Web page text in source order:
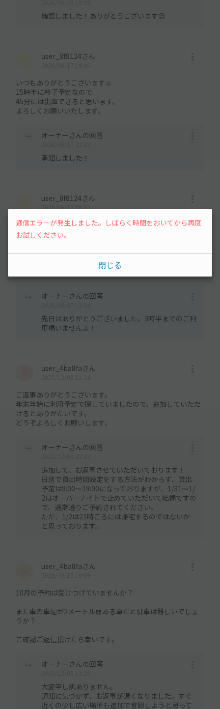
確認しました！ありがとうございます😊
user_8f8124さん
いつもありがとうございます☺︎
15時半に終了予定なので
45分には出庫できると思います。
よろしくお願いいたします。
オーナーさんの回答
承知しました！
user_8f8124さん
2026/06/17 08:52
先日はありがとうございました。
7/1、13時半から15時半まで保護者会がありまして
15時40分頃まで停めさせていただくのは
よろしくお願いいたします。
オーナーさんの回答
先日はありがとうございました。3時半までのご利
用構いませんよ！
user_4ba8faさん
ご返事ありがとうございます。
年末年始に利用予定で探していましたので、追加していただ
けるとありがたいです。
どうぞよろしくお願いします。
オーナーさんの回答
追加して、お返事させていただいております！
日別で貸出時間設定をする方法がわからず、貸出
予定は9:00〜19:00になっておりますが、1/31〜1/
2はオーバーナイトで止めていただいて結構ですの
で、通常通りご予約されてください。
ただ、1/2は21時ごろには帰宅するのではないか
と思っております。
user_4ba8faさん
10月の予約は受けつけていませんか？
また車の車幅が2メートル弱ある車だと駐車は難しいでしょ
うか？
ご確認ご返信頂けたら幸いです。
オーナーさんの回答
大変申し訳ありません。
通知に気づかず、お返事が遅くなりました。すぐ
近くの少し広い場所も追加で登録しようと思って
通信エラーが発生しました。しばらく時間をおいてから再度
お試しください。
閉じる